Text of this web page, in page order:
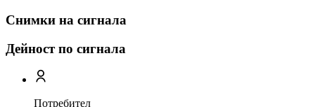
Снимки на сигнала
Дейност по сигнала
Потребител